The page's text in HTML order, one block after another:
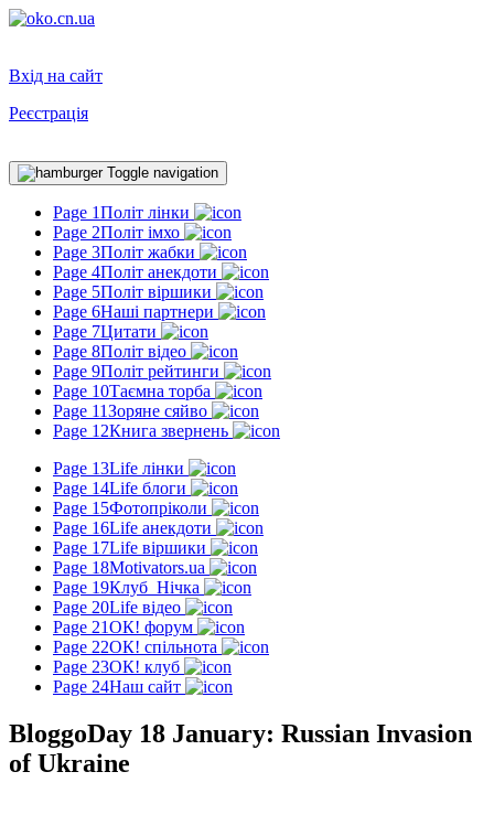
Вхід на сайт
Реєстрація
Toggle navigation
Page 1Політ лінки
Page 2Політ імхо
Page 3Політ жабки
Page 4Політ анекдоти
Page 5Політ віршики
Page 6Наші партнери
Page 7Цитати
Page 8Політ відео
Page 9Політ рейтинги
Page 10Таємна торба
Page 11Зоряне сяйво
Page 12Книга звернень
Page 13Life лінки
Page 14Life блоги
Page 15Фотопріколи
Page 16Life анекдоти
Page 17Life віршики
Page 18Motivators.ua
Page 19Клуб_Нічка
Page 20Life відео
Page 21ОК! форум
Page 22ОК! спільнота
Page 23ОК! клуб
Page 24Наш сайт
BloggoDay 18 January: Russian Invasion
of Ukraine